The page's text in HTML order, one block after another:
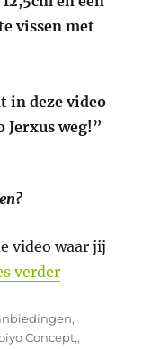
vissen met
in deze video
Jerxus weg!”
video waar jij
verder“Video
,
Concept,,